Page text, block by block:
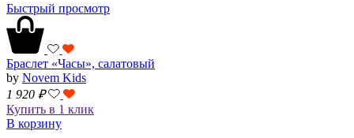
Быстрый просмотр
Браслет «Часы», салатовый
by Novem Kids
1 920 ₽
Купить в 1 клик
В корзину